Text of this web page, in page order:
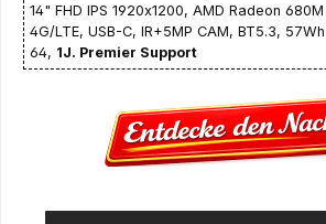
14" FHD IPS 1920x1200, AMD Radeon
4G/LTE, USB-C, IR+5MP CAM, BT5.3,
64, 1J. Premier Support